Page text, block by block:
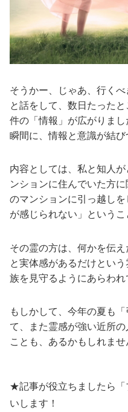
そうかー、じゃあ、行く
と話をして、数日たった
件の「情報」が広がりま
瞬間に、情報と意識が結び
内容としては、私と知人
ンションに住んでいた方
のマンションに引っ越し
が感じられない」というこ
その霊の方は、何かを伝
と実体感があるだけとい
族を見守るようにあらわれ
もしかして、今年の夏も
て、また霊感が強い近所
ことも、あるかもしれま
★記事が役立ちましたら「
いします！